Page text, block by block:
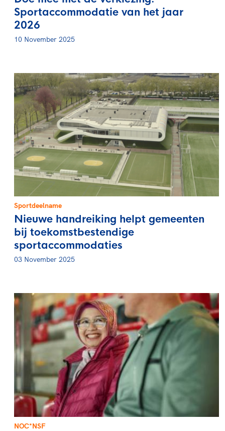
Sportaccommodatie van het jaar
2026
10 November 2025
Sportdeelname
Nieuwe handreiking helpt gemeenten
bij toekomstbestendige
sportaccommodaties
03 November 2025
NOC*NSF